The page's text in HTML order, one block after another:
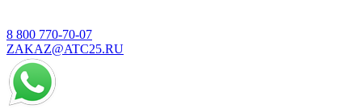
8 800 770-70-07
ZAKAZ@ATC25.RU